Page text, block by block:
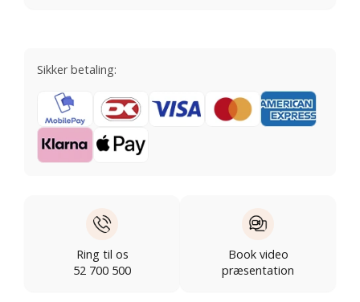
Sikker betaling:
Ring til os
52 700 500
Book video
præsentation